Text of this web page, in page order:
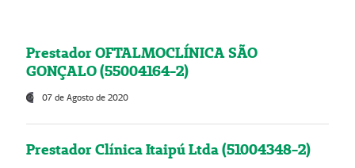
Prestador OFTALMOCLÍNICA SÃO
GONÇALO (55004164-2)
07 de Agosto de 2020
Prestador Clínica Itaipú Ltda (51004348-2)